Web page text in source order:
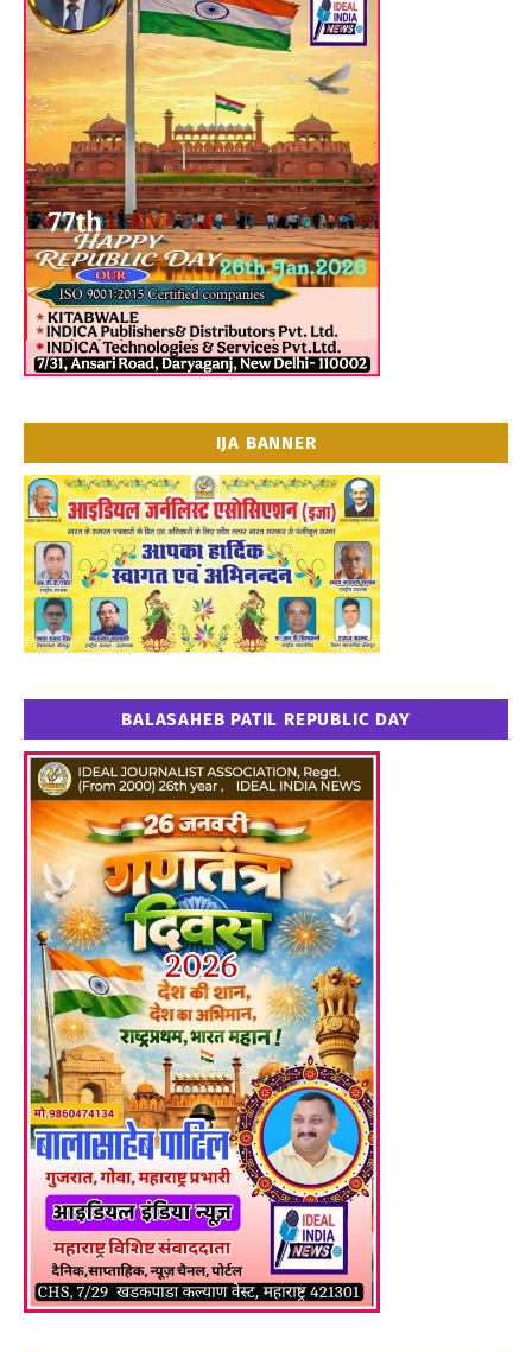
IJA BANNER
BALASAHEB PATIL REPUBLIC DAY